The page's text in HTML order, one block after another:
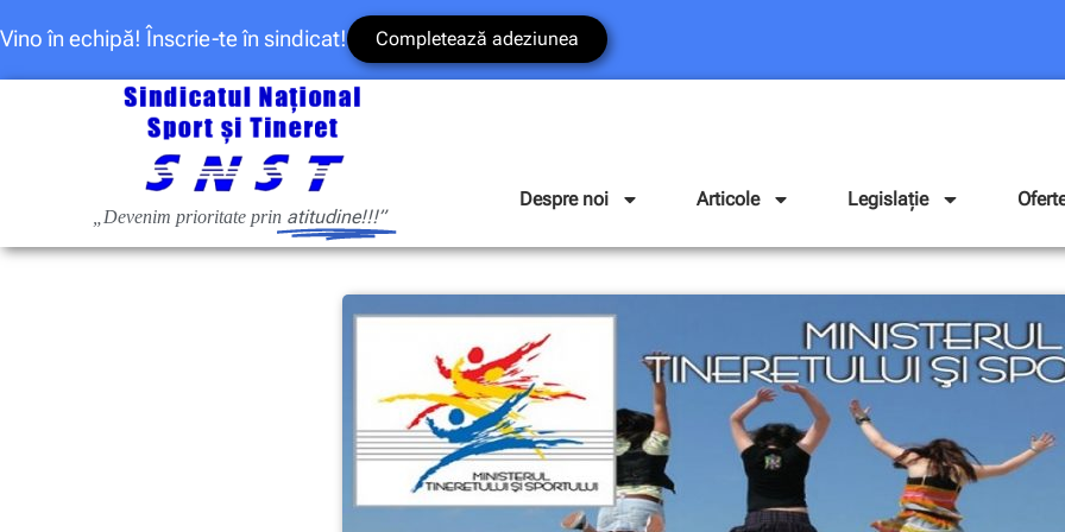
Vino în echipă! Înscrie-te în sindicat! Completează adeziunea
„Devenim prioritate prin atitudine!!!”
Despre noi Articole Legislație